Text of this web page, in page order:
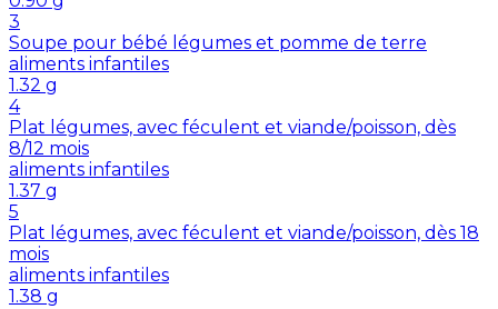
3
Soupe pour bébé légumes et pomme de terre
aliments infantiles
1.32 g
4
Plat légumes, avec féculent et viande/poisson, dès
8/12 mois
aliments infantiles
1.37 g
5
Plat légumes, avec féculent et viande/poisson, dès 18
mois
aliments infantiles
1.38 g